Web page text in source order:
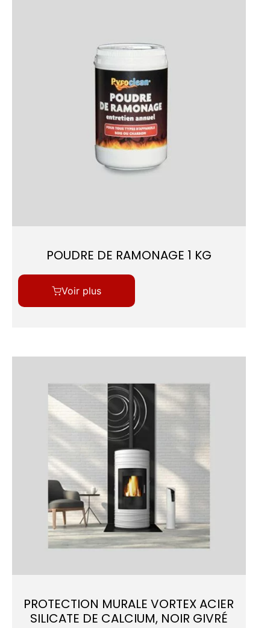
POUDRE DE RAMONAGE 1 KG
Voir plus
PROTECTION MURALE VORTEX ACIER
SILICATE DE CALCIUM, NOIR GIVRÉ